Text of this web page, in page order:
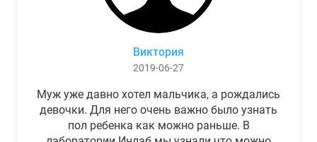
Виктория
2019-06-27
Муж уже давно хотел мальчика, а рождались
девочки. Для него очень важно было узнать
пол ребенка как можно раньше. В